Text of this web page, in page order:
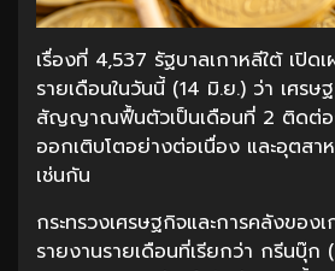
เรื่องที่ 4,537 รัฐบาลเกาหลีใต้ เปิด
รายเดือนในวันนี้ (14 มิ.ย.) ว่า เศรษ
สัญญาณฟื้นตัวเป็นเดือนที่ 2 ติดต่อ
ออกเติบโตอย่างต่อเนื่อง และอุตสา
เช่นกัน
กระทรวงเศรษฐกิจและการคลังของเ
รายงานรายเดือนที่เรียกว่า กรีนบุ๊ก